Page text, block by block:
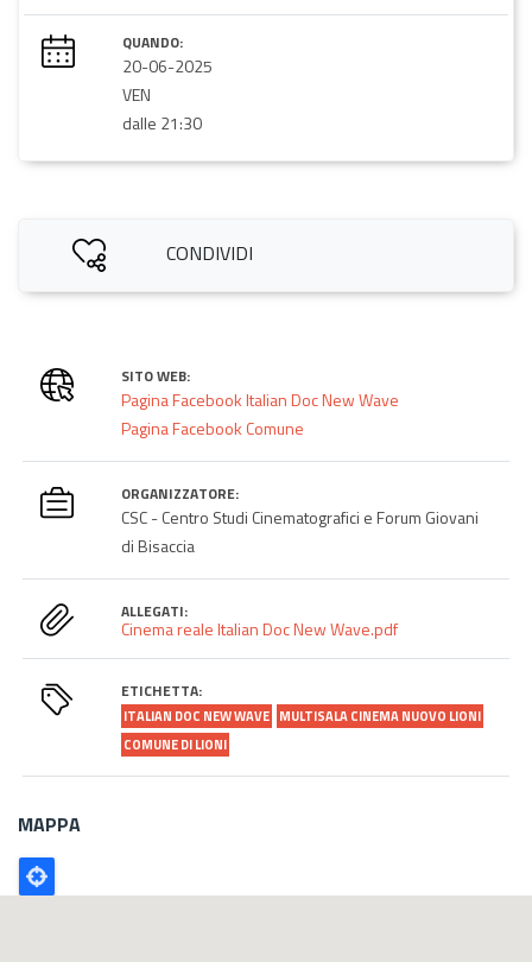
QUANDO:
20-06-2025
VEN
dalle 21:30
CONDIVIDI
SITO WEB:
Pagina Facebook Italian Doc New Wave
Pagina Facebook Comune
ORGANIZZATORE:
CSC - Centro Studi Cinematografici e Forum Giovani
di Bisaccia
ALLEGATI:
Cinema reale Italian Doc New Wave.pdf
ETICHETTA:
ITALIAN DOC NEW WAVE MULTISALA CINEMA NUOVO LIONI
COMUNE DI LIONI
MAPPA
Poligono
GEO